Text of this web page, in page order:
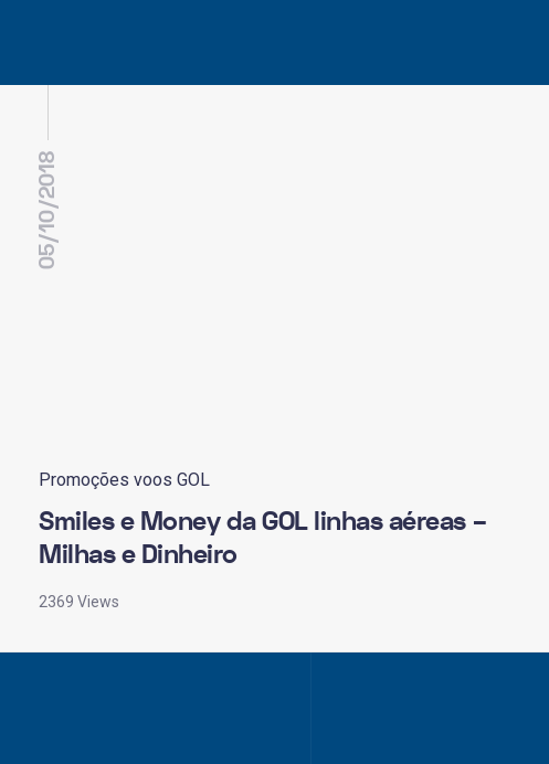
05/10/2018
Promoções voos GOL
Smiles e Money da GOL linhas aéreas –
Milhas e Dinheiro
2369 Views